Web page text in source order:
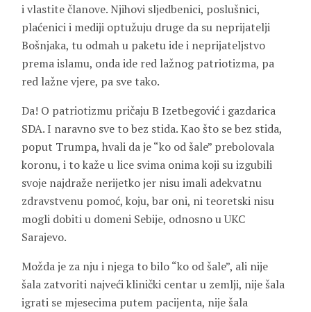
i vlastite članove. Njihovi sljedbenici, poslušnici,
plaćenici i mediji optužuju druge da su neprijatelji
Bošnjaka, tu odmah u paketu ide i neprijateljstvo
prema islamu, onda ide red lažnog patriotizma, pa
red lažne vjere, pa sve tako.
Da! O patriotizmu pričaju B Izetbegović i gazdarica
SDA. I naravno sve to bez stida. Kao što se bez stida,
poput Trumpa, hvali da je “ko od šale” prebolovala
koronu, i to kaže u lice svima onima koji su izgubili
svoje najdraže nerijetko jer nisu imali adekvatnu
zdravstvenu pomoć, koju, bar oni, ni teoretski nisu
mogli dobiti u domeni Sebije, odnosno u UKC
Sarajevo.
Možda je za nju i njega to bilo “ko od šale”, ali nije
šala zatvoriti najveći klinički centar u zemlji, nije šala
igrati se mjesecima putem pacijenta, nije šala